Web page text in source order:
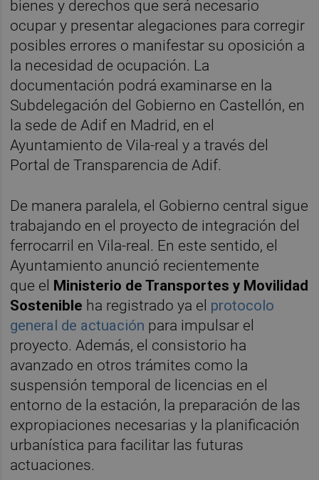
bienes y derechos que será necesario
ocupar y presentar alegaciones para corregir
posibles errores o manifestar su oposición a
la necesidad de ocupación. La
documentación podrá examinarse en la
Subdelegación del Gobierno en Castellón, en
la sede de Adif en Madrid, en el
Ayuntamiento de Vila-real y a través del
Portal de Transparencia de Adif.
De manera paralela, el Gobierno central sigue
trabajando en el proyecto de integración del
ferrocarril en Vila-real. En este sentido, el
Ayuntamiento anunció recientemente
que el
Ministerio de Transportes y Movilidad
Sostenible ha registrado ya el protocolo
general de actuación para impulsar el
proyecto. Además, el consistorio ha
avanzado en otros trámites como la
suspensión temporal de licencias en el
entorno de la estación, la preparación de las
expropiaciones necesarias y la planificación
urbanística para facilitar las futuras
actuaciones.